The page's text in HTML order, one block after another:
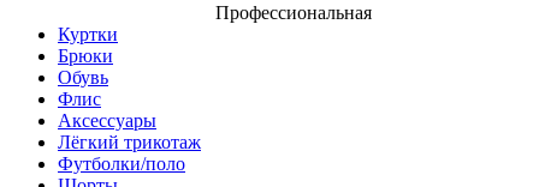
Профессиональная
Куртки
Брюки
Обувь
Флис
Аксессуары
Лёгкий трикотаж
Футболки/поло